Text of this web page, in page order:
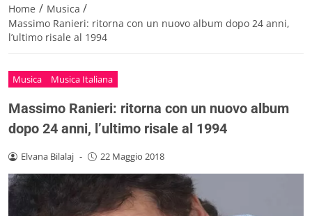
Home / Musica /
Massimo Ranieri: ritorna con un nuovo album dopo 24 anni,
l’ultimo risale al 1994
Musica Musica Italiana
Massimo Ranieri: ritorna con un nuovo album
dopo 24 anni, l’ultimo risale al 1994
Elvana Bilalaj - 22 Maggio 2018